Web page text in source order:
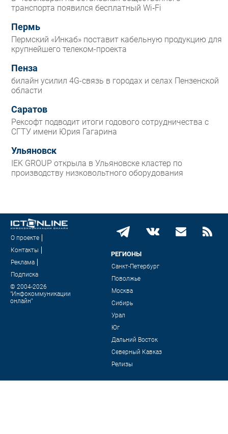
транспорта появился бесплатный Wi‑Fi
Пермь
Пермский «Инкаб» поставит кабельную продукцию для
крупнейшего телеком-проекта
Пенза
билайн усилил 4G-связь в городах и селах Пензенской
области
Саратов
Рексофт подводит итоги годового сотрудничества с
СГТУ имени Юрия Гагарина
Ульяновск
IEK GROUP открыла в Ульяновске кластер по
производству низковольтного оборудования
О проекте
Контакты
Реклама
Подписка
© 2004-2026
"Инфокоммуникации
онлайн"
РЕГИОНЫ
Санкт-Петербург
Поволжье
Москва
Сибирь
Урал
Юг
Дальний Восток
Северный Кавказ
Релизы